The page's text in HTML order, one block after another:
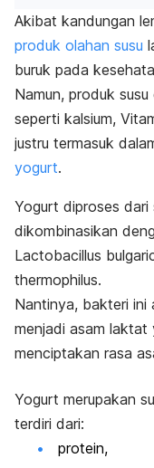
Akibat kandungan
produk olahan susu
buruk pada
Namun, produk
seperti kalsium,
justru termasuk
yogurt.
Yogurt diproses dari
dikombinasikan
Lactobacillus
thermophilus.
Nantinya, bakteri ini
menjadi asam laktat
menciptakan rasa
Yogurt merupakan
terdiri dari:
protein,